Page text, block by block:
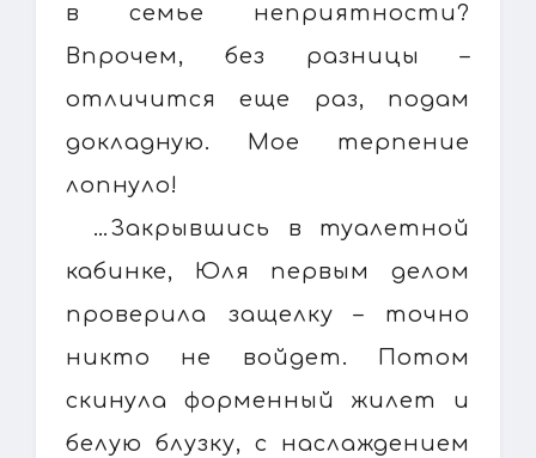
в семье неприятности?
Впрочем, без разницы –
отличится еще раз, подам
докладную. Мое терпение
лопнуло!
…Закрывшись в туалетной
кабинке, Юля первым делом
проверила защелку – точно
никто не войдет. Потом
скинула форменный жилет и
белую блузку, с наслаждением